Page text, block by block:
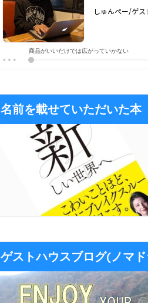
名前を載せていただいた本
ゲストハウスブログ(ノマ